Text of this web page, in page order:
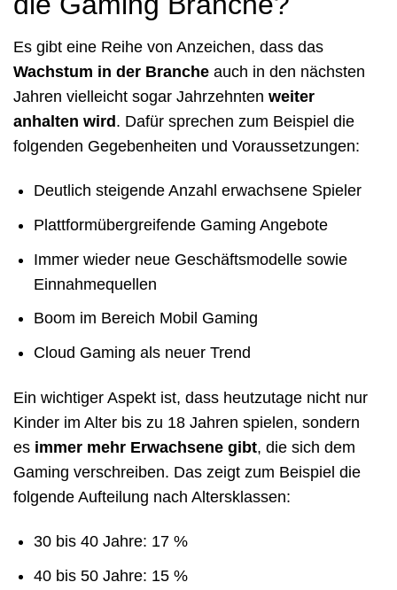
Es gibt eine Reihe von Anzeichen, dass das
Wachstum in der Branche auch in den nächsten
Jahren vielleicht sogar Jahrzehnten weiter
anhalten wird. Dafür sprechen zum Beispiel die
folgenden Gegebenheiten und Voraussetzungen:
Deutlich steigende Anzahl erwachsene Spieler
Plattformübergreifende Gaming Angebote
Immer wieder neue Geschäftsmodelle sowie
Einnahmequellen
Boom im Bereich Mobil Gaming
Cloud Gaming als neuer Trend
Ein wichtiger Aspekt ist, dass heutzutage nicht nur
Kinder im Alter bis zu 18 Jahren spielen, sondern
es immer mehr Erwachsene gibt, die sich dem
Gaming verschreiben. Das zeigt zum Beispiel die
folgende Aufteilung nach Altersklassen:
30 bis 40 Jahre: 17 %
40 bis 50 Jahre: 15 %